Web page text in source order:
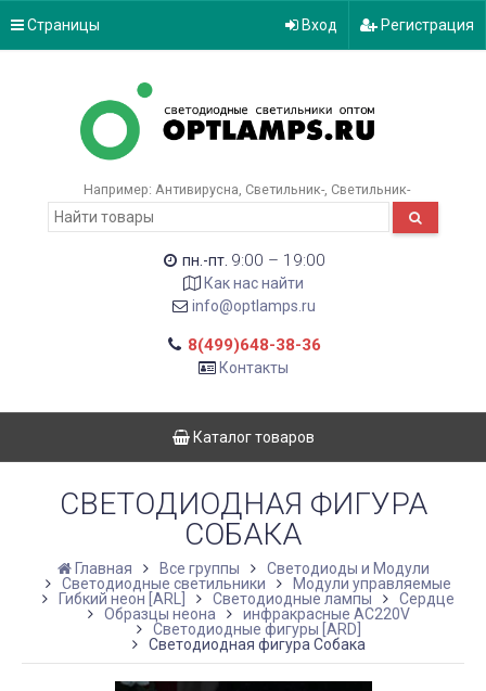
Страницы Вход Регистрация
Например: Антивирусна Светильник- Светильник-
пн.-пт. 9:00 – 19:00
Как нас найти
info@optlamps.ru
8(499)648-38-36
Контакты
Каталог товаров
СВЕТОДИОДНАЯ ФИГУРА
СОБАКА
Главная Все группы
Светодиоды и Модули
Светодиодные светильники
Модули управляемые
Гибкий неон [ARL]
Светодиодные лампы
Сердце
Образцы неона
инфракрасные AC220V
Светодиодные фигуры [ARD]
Светодиодная фигура Собака